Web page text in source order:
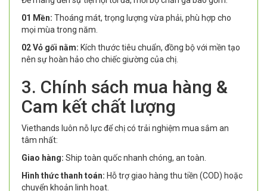
01 Mền: Thoáng mát, trọng lượng vừa phải, phù hợp cho
mọi mùa trong năm.
02 Vỏ gối nằm: Kích thước tiêu chuẩn, đồng bộ với mền tạo
nên sự hoàn hảo cho chiếc giường của chị.
3. Chính sách mua hàng &
Cam kết chất lượng
Viethands luôn nỗ lực để chị có trải nghiệm mua sắm an
tâm nhất:
Giao hàng: Ship toàn quốc nhanh chóng, an toàn.
Hình thức thanh toán: Hỗ trợ giao hàng thu tiền (COD) hoặc
chuyển khoản linh hoạt.